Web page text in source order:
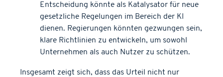
Entscheidung könnte als Katalysator für neue
gesetzliche Regelungen im Bereich der KI
dienen. Regierungen könnten gezwungen sein,
klare Richtlinien zu entwickeln, um sowohl
Unternehmen als auch Nutzer zu schützen.
Insgesamt zeigt sich, dass das Urteil nicht nur